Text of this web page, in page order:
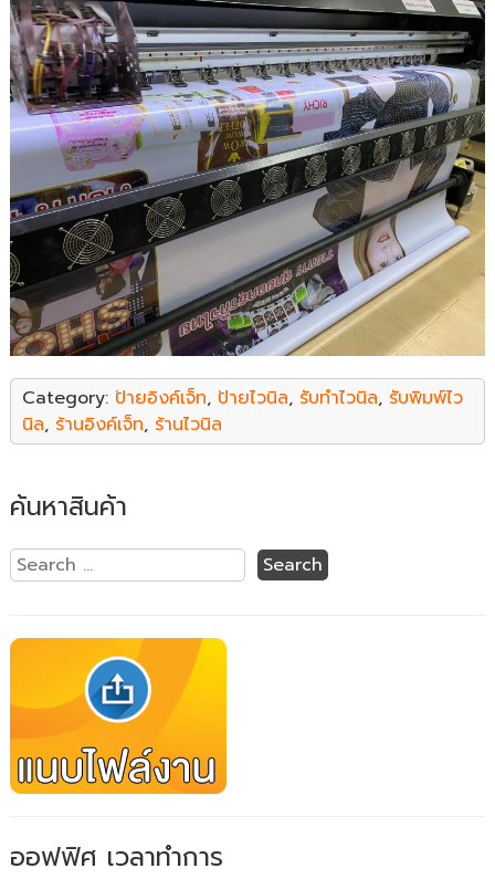
Category: ป้ายอิงค์เจ็ท, ป้ายไวนิล, รับทำไวนิล, รับพิมพ์ไว
นิล, ร้านอิงค์เจ็ท, ร้านไวนิล
ค้นหาสินค้า
ออฟฟิศ เวลาทำการ